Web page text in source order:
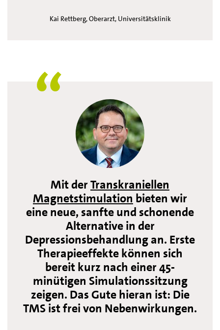
Kai Rettberg, Oberarzt, Universitätsklinik
Mit derTranskraniellen
Magnetstimulation bieten wir
eine neue, sanfte und schonende
Alternative in der
Depressionsbehandlung an. Erste
Therapieeffekte können sich
bereit kurz nach einer 45-
minütigen Simulationssitzung
zeigen. Das Gute hieran ist: Die
TMS ist frei von Nebenwirkungen.